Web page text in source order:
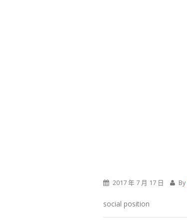
2017 年 7 月 17 日 By
social position